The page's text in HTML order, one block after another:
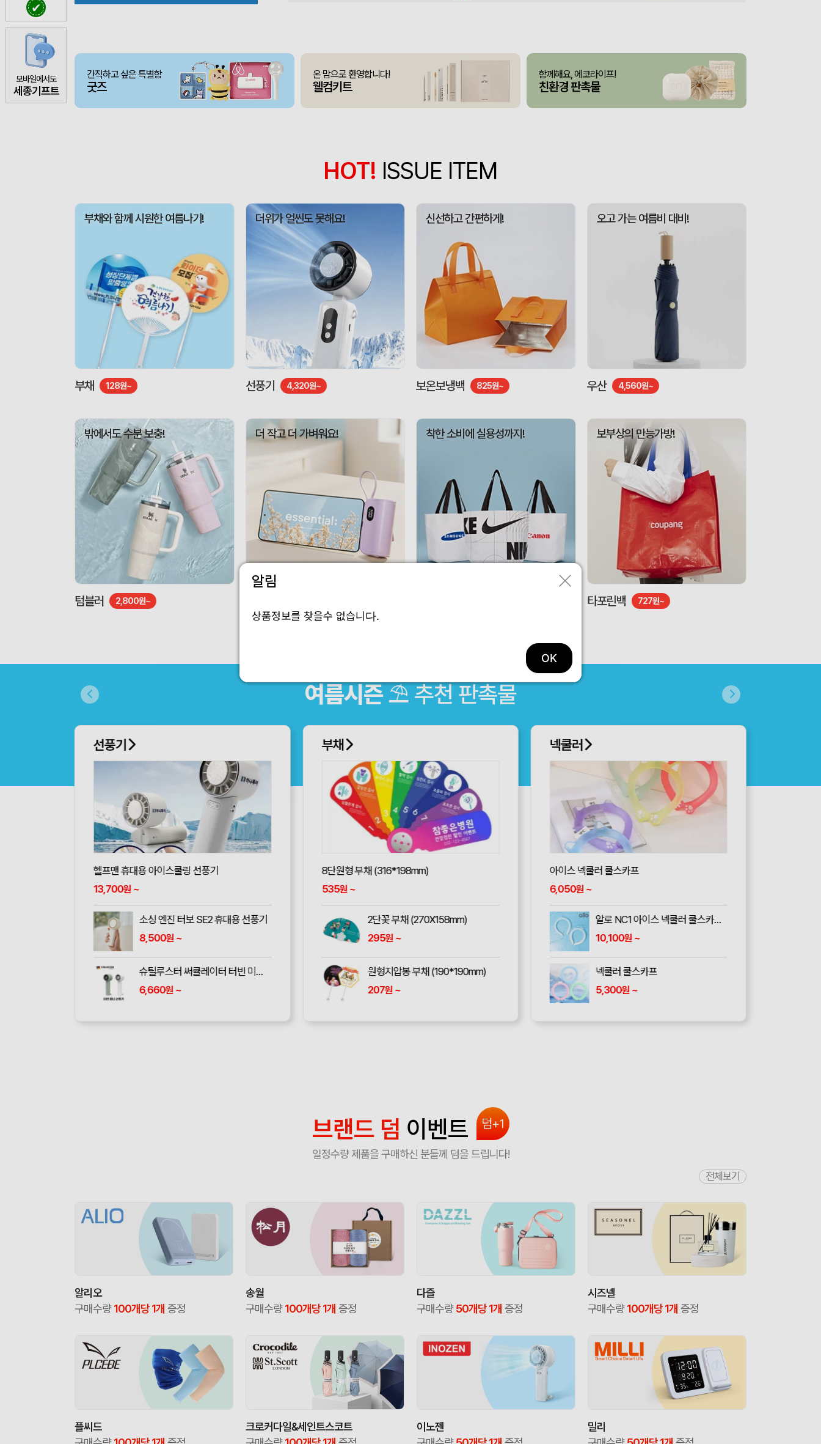
✔
모바일에서도
세종기프트
08-06
375146 스탠다드 에코백 (350x100x370mm) 이하영 08-06
375145 여OO 230 모두애 LED 키캡 키링 굿즈 이미소 산출완료 08-06
한OO 1000 미니형 미니고급형 부직포가방
375164 500 이미소 산출완료
375161
375160 민OO 산출완료
375158 이OO 500 에코백재발주 산출완료
375157 50 산출완료
간직하고 싶은 특별함
굿즈
온 맘으로 환영합니다!
웰컴키트
함께해요, 에코라이프!
친환경 판촉물
HOT! ISSUE ITEM
부채와 함께 시원한 여름나기!
부채 128원~
더위가 얼씬도 못해요!
선풍기 4,320원~
신선하고 간편하게!
보온보냉백 825원~
오고 가는 여름비 대비!
우산 4,560원~
밖에서도 수분 보충!
텀블러 2,800원~
더 작고 더 가벼워요! 착한 소비에 실용성까지! 보부상의 만능가방!
타포린백 727원~
여름시즌⛱ 추천 판촉물
선풍기
헬프맨 휴대용 아이스쿨링 선풍기
13,700원 ~
소싱 엔진 터보 SE2 휴대용 선풍기
8,500원 ~
슈틸루스터 써큘레이터 터빈 미니 휴대용 선풍기 ST-SF100
6,660원 ~
부채
8단원형 부채 (316*198mm)
535원~
2단꽃 부채 (270X158mm)
295원~
원형지압봉 부채 (190*190mm)
207원~
넥쿨러
아이스 넥쿨러 쿨스카프
6,050원~
알로 NC1 아이스 넥쿨러 쿨스카프 냉각 얼음 머플러 목도리
10,100원~
넥쿨러 쿨스카프
5,300원~
브랜드 덤 이벤트 덤+1
일정수량 제품을 구매하신 분들께 덤을 드립니다!
전체보기
알리오
구매수량100개당 1개 증정
송월
구매수량100개당 1개 증정
다즐
구매수량50개당 1개 증정
시즈넬
구매수량100개당 1개 증정
플씨드
크로커다일&세인트스코트
이노젠
밀리
알림
상품정보를 찾을수 없습니다.
OK